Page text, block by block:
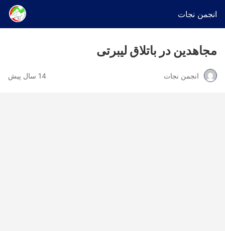
انجمن نجات
مجاهدین در باتلاق لیبرتی
انجمن نجات 14 سال پیش